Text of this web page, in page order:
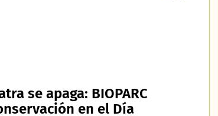
se apaga: BIOPARC
en el Día